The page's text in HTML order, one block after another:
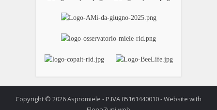
Copyright © 2026 Aspromiele - P.IVA 05161440010 - Website with